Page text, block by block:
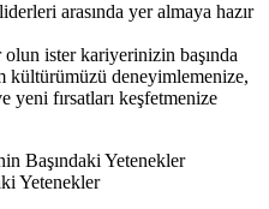
arasında yer almaya hazır
ister kariyerinizin başında
kültürümüzü deneyimlemenize,
fırsatları keşfetmenize
Başındaki Yetenekler
Yetenekler